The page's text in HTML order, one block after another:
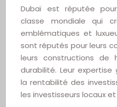
Dubaï est réputée
classe mondiale qui
emblématiques et
sont réputés pour leurs
leurs constructions
durabilité. Leur
la rentabilité des
les investisseurs locaux